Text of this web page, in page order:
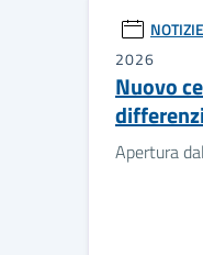
NOTIZIE
2026
Nuovo
Apertura